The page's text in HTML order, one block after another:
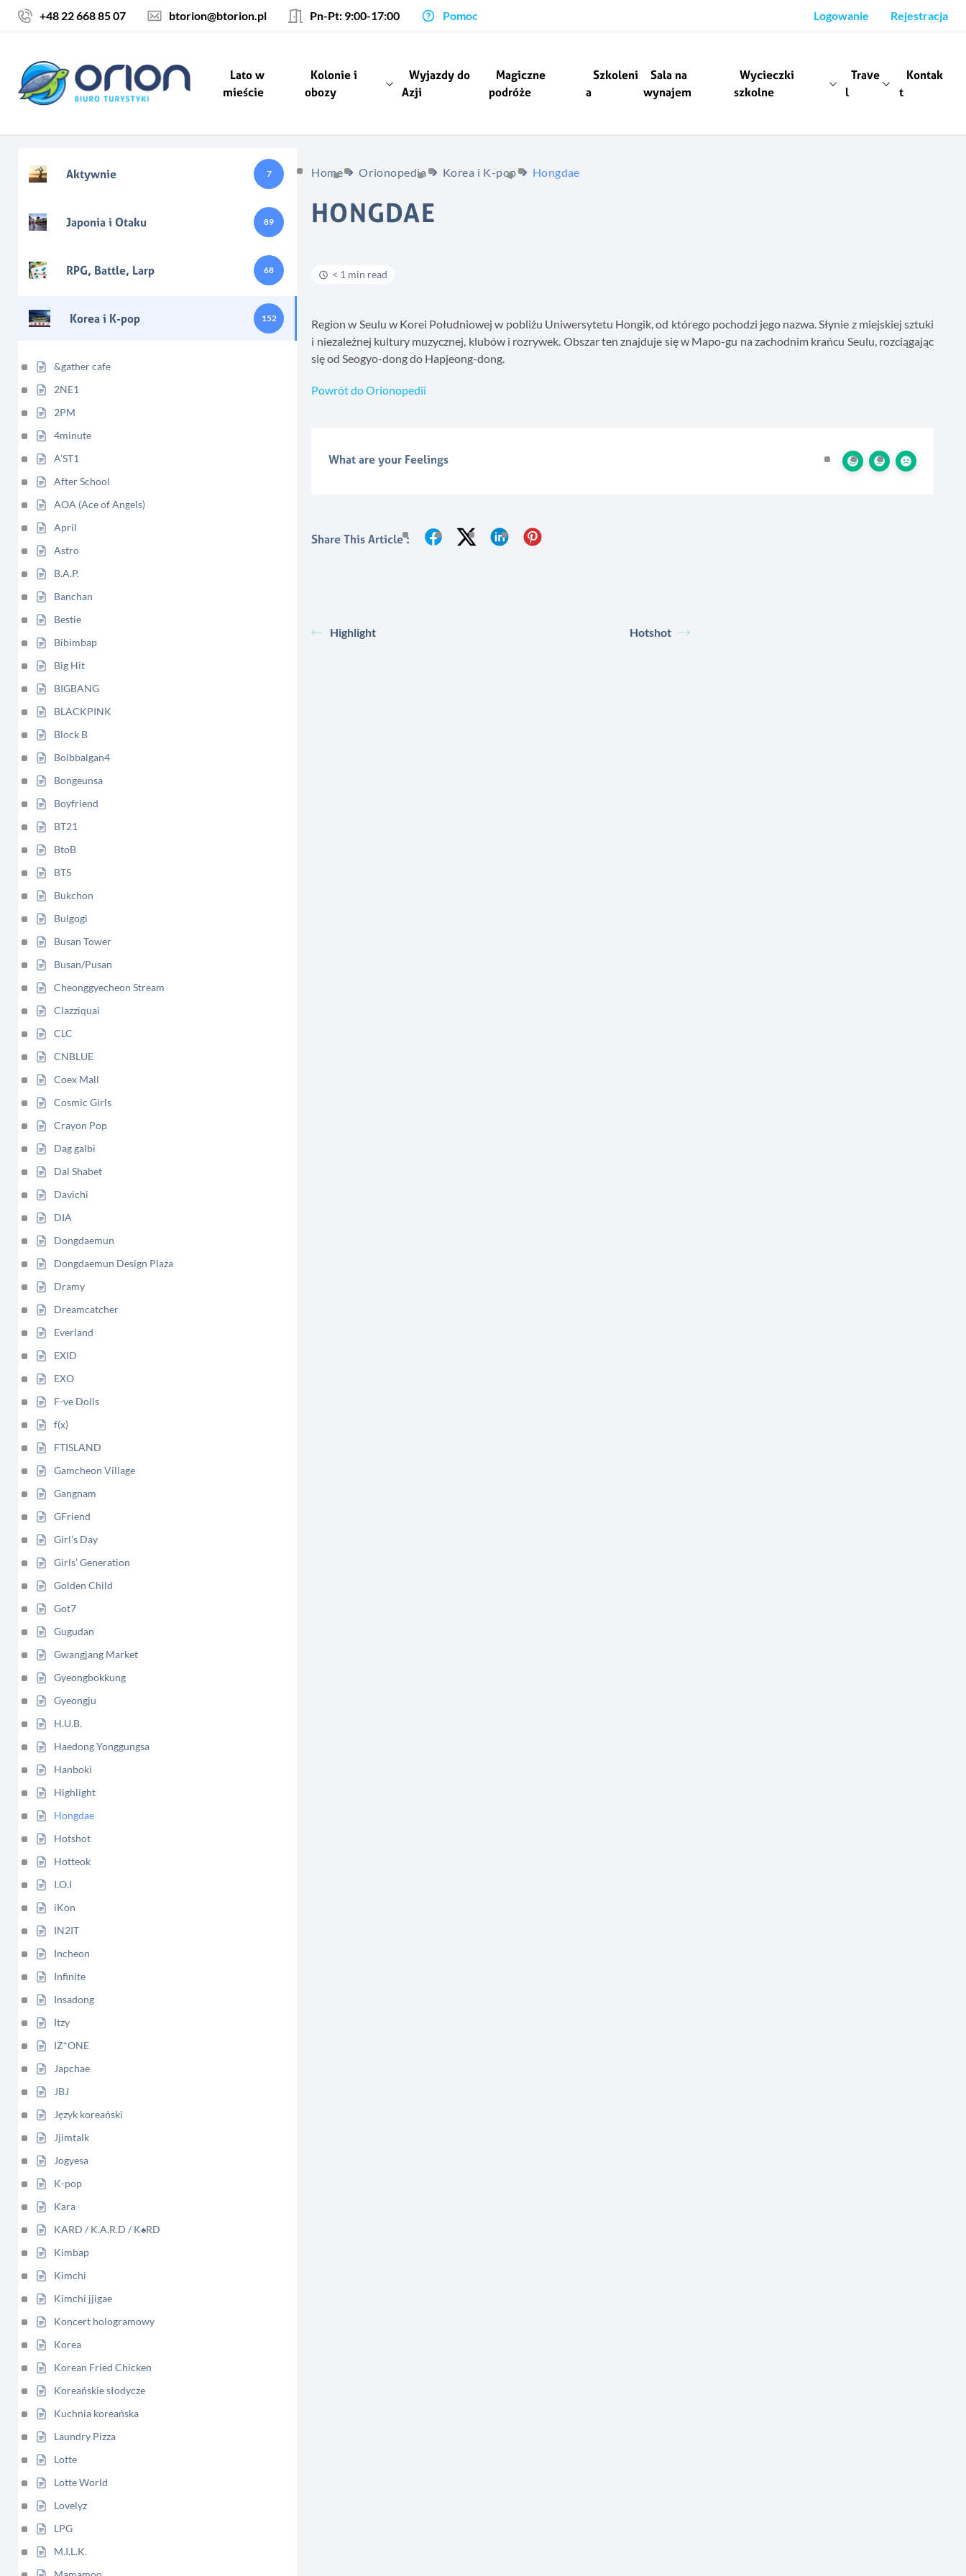
Skocz do treści
+48 22 668 85 07 btorion@btorion.pl Pn-Pt: 9:00-17:00 Pomoc Logowanie Rejestracja
Lato w
mieście
Kolonie i
obozy
Wyjazdy do
Azji
Magiczne
podróże
Szkoleni
a
Sala na
wynajem
Wycieczki
szkolne
Trave
l
Kontak
t
Aktywnie 7
Japonia i Otaku 89
RPG, Battle, Larp 68
Korea i K-pop 152
&gather cafe
2NE1
2PM
4minute
A’ST1
After School
AOA (Ace of Angels)
April
Astro
B.A.P.
Banchan
Bestie
Bibimbap
Big Hit
BIGBANG
BLACKPINK
Block B
Bolbbalgan4
Bongeunsa
Boyfriend
BT21
BtoB
BTS
Bukchon
Bulgogi
Busan Tower
Busan/Pusan
Cheonggyecheon Stream
Clazziquai
CLC
CNBLUE
Coex Mall
Cosmic Girls
Crayon Pop
Dag galbi
Dal Shabet
Davichi
DIA
Dongdaemun
Dongdaemun Design Plaza
Dramy
Dreamcatcher
Everland
EXID
EXO
F-ve Dolls
f(x)
FTISLAND
Gamcheon Village
Gangnam
GFriend
Girl’s Day
Girls’ Generation
Golden Child
Got7
Gugudan
Gwangjang Market
Gyeongbokkung
Gyeongju
H.U.B.
Haedong Yonggungsa
Hanboki
Highlight
Hongdae
Hotshot
Hotteok
I.O.I
iKon
IN2IT
Incheon
Infinite
Insadong
Itzy
IZ*ONE
Japchae
JBJ
Język koreański
Jjimtalk
Jogyesa
K-pop
Kara
KARD / K.A.R.D / K♠RD
Kimbap
Kimchi
Kimchi jjigae
Koncert hologramowy
Korea
Korean Fried Chicken
Koreańskie słodycze
Kuchnia koreańska
Laundry Pizza
Lotte
Lotte World
Lovelyz
LPG
M.I.L.K.
Home Orionopedia Korea i K-pop Hongdae
HONGDAE
< 1 min read
Region w Seulu w Korei Południowej w pobliżu Uniwersytetu Hongik, od którego pochodzi jego nazwa. Słynie z miejskiej sztuki
i niezależnej kultury muzycznej, klubów i rozrywek. Obszar ten znajduje się w Mapo-gu na zachodnim krańcu Seulu, rozciągając
się od Seogyo-dong do Hapjeong-dong.
Powrót do Orionopedii
What are your Feelings
Share This Article :
Highlight Hotshot